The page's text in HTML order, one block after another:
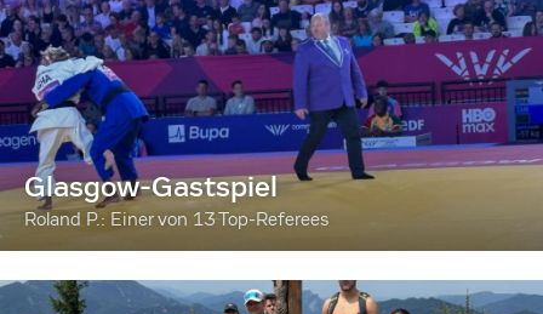
Glasgow-Gastspiel
Roland P.: Einer von 13 Top-Referees